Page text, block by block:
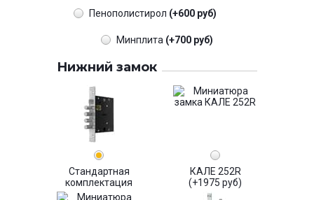
Пенополистирол (+600 руб)
Минплита (+700 руб)
Нижний замок
Стандартная
комплектация
КАЛЕ 252R
(+1975 руб)